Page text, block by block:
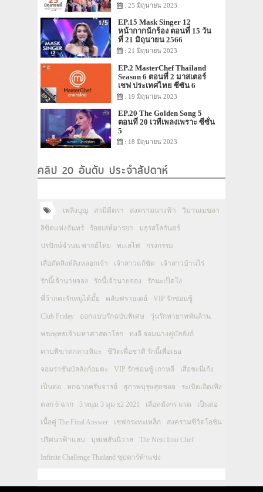
: 25 มิถุนายน 2023
EP.15 Mask Singer 12
หน้ากากนักร้อง ตอนที่ 15 วัน
ที่ 21 มิถุนายน 2566
: 21 มิถุนายน 2023
EP.2 MasterChef Thailand
Season 6 ตอนที่ 2 มาสเตอร์
เชฟ ประเทศไทย ซีซัน 6
: 19 มิถุนายน 2023
EP.20 The Golden Song 5
ตอนที่ 20 เวทีเพลงเพราะ ซีซั่น
5
: 18 มิถุนายน 2023
คลิป 20 อันดับ ประจำสัปดาห์
เพลิงบุญ สามีตีตรา สงครามนางฟ้า วิมานเมขลา
ลิขิตแห่งจันทร์ ร้อยเล่ห์มารยา มธุรสโลกันตร์
ปรปักษ์จำนน พากย์ไทย ทะเลไฟ กรงกรรม
เสือตัดสิงห์ลิงหลอกเจ้า เจ้าสาวแก้ขัด เจ้าสาวบ้านไร่
รักนี้เจ้านายจอง รักนี้เจ้านายจอง รักนะเป็ดโง่
พี่ว้ากคะรักหนูได้มั้ย คลับฟรายเดย์ VIP รักซ่อนชู้
Club Friday ออกแบบรักฉบับพิเศษ วุ่นรักทายาทพันล้าน
พระพุทธเจ้ามหาศาสดาโลก ทงอี จอมนางคู่บัลลังก์
ดาบพิฆาตกลางหิมะ ชีวิตเพื่อชาติ รักนี้เพื่อเธอ
จอมราชันบัลลังก์อมตะ VIP รักซ่อนชู้ เกาหลี เสือชะนีเก้ง
เป็นต่อ หกฉากครับจารย์ สุภาพบุรุษสุดซอย ระเบิดเถิดเทิง
ตลก 6 ฉาก 3 หนุ่ม 3 มุม x2 2021 เลือดมังกร แรด เป็นต่อ
เนื้อคู่ The Final Answer เชฟกระทะเหล็ก สงครามชีวิตโอชิน
ปริศนาฟ้าแลบ บุพเพสันนิวาส The Next Iron Chef
Infinite Challenge Thailand ซุปตาร์ท้าแข่ง